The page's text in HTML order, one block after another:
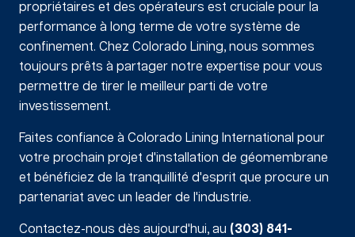
propriétaires et des opérateurs est cruciale pour la
performance à long terme de votre système de
confinement. Chez Colorado Lining, nous sommes
toujours prêts à partager notre expertise pour vous
permettre de tirer le meilleur parti de votre
investissement.
Faites confiance à Colorado Lining International pour
votre prochain projet d'installation de géomembrane
et bénéficiez de la tranquillité d'esprit que procure un
partenariat avec un leader de l'industrie.
Contactez-nous dès aujourd'hui, au (303) 841-